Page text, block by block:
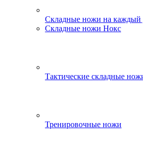
Складные ножи на каждый
Складные ножи Нокс
Тактические складные
Тренировочные ножи